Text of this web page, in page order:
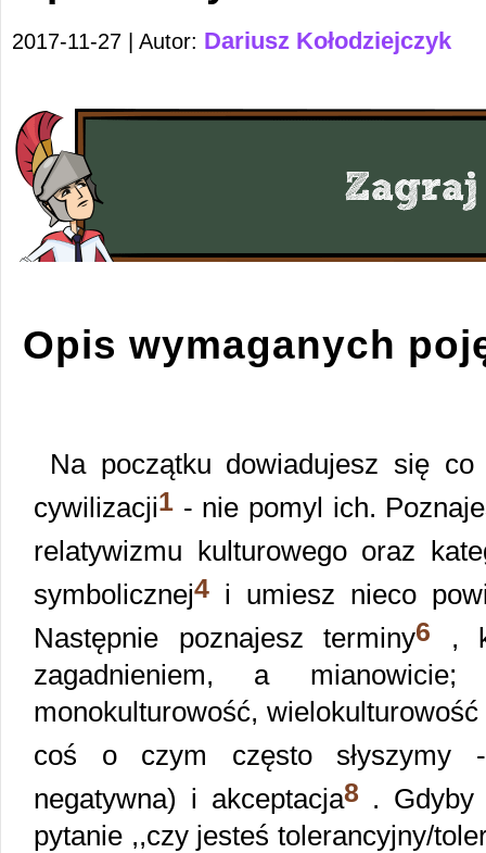
2017-11-27 | Autor: Dariusz Kołodziejczyk
Opis wymaganych
Na początku dowiadujesz się
cywilizacji1 - nie pomyl ich.
relatywizmu kulturowego oraz
symbolicznej4 i umiesz nieco
Następnie poznajesz terminy6 ,
zagadnieniem, a mianowicie;
monokulturowość,
coś o czym często słyszymy
negatywna) i akceptacja8. Gdyby
pytanie ,,czy jesteś tolerancyjny/